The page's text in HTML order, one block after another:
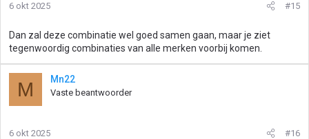
6 okt 2025 #15
Dan zal deze combinatie wel goed samen gaan, maar je ziet
tegenwoordig combinaties van alle merken voorbij komen.
M Mn22
Vaste beantwoorder
6 okt 2025 #16